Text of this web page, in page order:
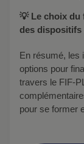
💡 Le choix du financement dépend de vos besoins et
des dispositifs
En résumé, les infirmières libérales disposent de plusieurs
options pour
travers le FIF-
pour se former